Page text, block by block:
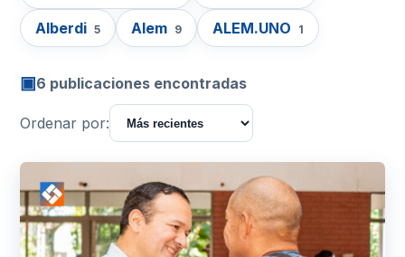
Alberdi 5 Alem 9 ALEM.UNO 1
▣6 publicaciones encontradas
Ordenar por: